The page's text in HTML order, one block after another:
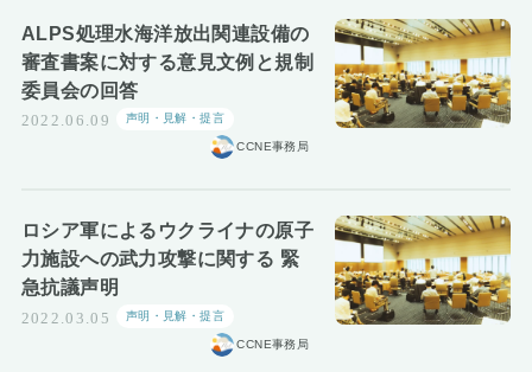
ALPS処理水海洋放出関連設備の
審査書案に対する意見文例と規制
委員会の回答
2022.06.09 声明・見解・提言
CCNE事務局
ロシア軍によるウクライナの原子
力施設への武力攻撃に関する 緊
急抗議声明
2022.03.05 声明・見解・提言
CCNE事務局